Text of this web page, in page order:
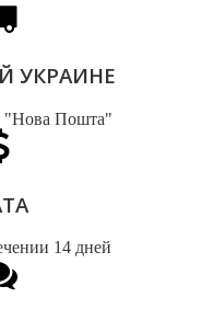
УКРАИНЕ
"Нова Пошта"
14 дней